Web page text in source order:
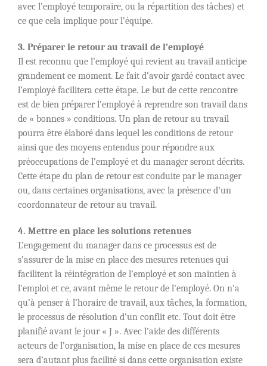
avec l’employé temporaire, ou la répartition des tâches) et
ce que cela implique pour l’équipe.
3. Préparer le retour au travail de l’employé
Il est reconnu que l’employé qui revient au travail anticipe
grandement ce moment. Le fait d’avoir gardé contact avec
l’employé facilitera cette étape. Le but de cette rencontre
est de bien préparer l’employé à reprendre son travail dans
de « bonnes » conditions. Un plan de retour au travail
pourra être élaboré dans lequel les conditions de retour
ainsi que des moyens entendus pour répondre aux
préoccupations de l’employé et du manager seront décrits.
Cette étape du plan de retour est conduite par le manager
ou, dans certaines organisations, avec la présence d’un
coordonnateur de retour au travail.
4. Mettre en place les solutions retenues
L’engagement du manager dans ce processus est de
s’assurer de la mise en place des mesures retenues qui
facilitent la réintégration de l’employé et son maintien à
l’emploi et ce, avant même le retour de l’employé. On n’a
qu’à penser à l’horaire de travail, aux tâches, la formation,
le processus de résolution d’un conflit etc. Tout doit être
planifié avant le jour « J ». Avec l’aide des différents
acteurs de l’organisation, la mise en place de ces mesures
sera d’autant plus facilité si dans cette organisation existe